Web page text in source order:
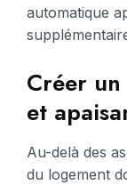
automatique
Créer
et
Au-delà des
du logement